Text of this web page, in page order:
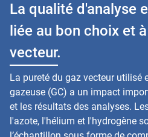
La qualité d'analyse
liée au bon choix et
vecteur.
La pureté du gaz vecteur utilisé
gazeuse (GC) a un impact
et les résultats des analyses.
l'azote, l'hélium et l'hydrogène